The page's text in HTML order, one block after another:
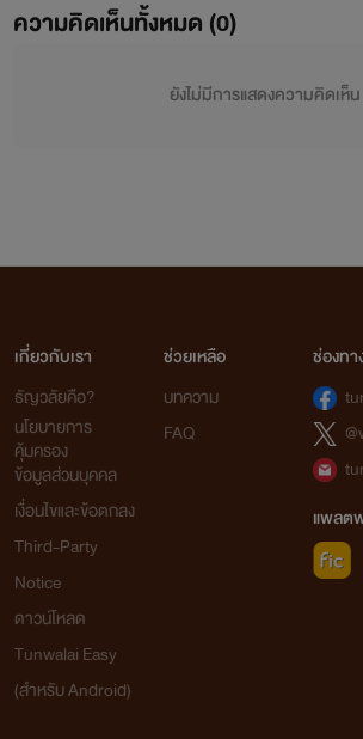
ความคิดเห็นทั้งหมด (0)
ยังไม่มีการแสดงความคิดเห็น
เกี่ยวกับเรา
ธัญวลัยคือ?
นโยบายการ
คุ้มครอง
ข้อมูลส่วนบุคคล
เงื่อนไขและข้อตกลง
Third-Party
Notice
ดาวน์โหลด
Tunwalai Easy
(สำหรับ Android)
ช่วยเหลือ
บทความ
FAQ
ช่องท
แพลต